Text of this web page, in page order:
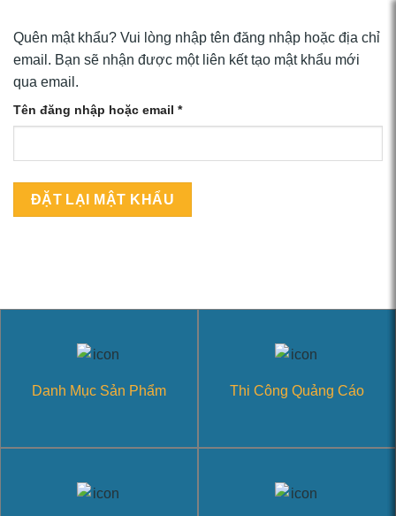
đến
nội
dung
Quên mật khẩu? Vui lòng nhập tên đăng nhập hoặc địa chỉ
email. Bạn sẽ nhận được một liên kết tạo mật khẩu mới
qua email.
Tên đăng nhập hoặc email *Bắt
buộc
ĐẶT LẠI MẬT KHẨU
Danh Mục Sản Phẩm Thi Công Quảng Cáo